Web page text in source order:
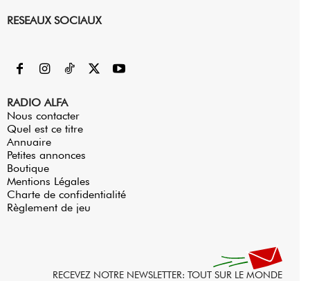
RESEAUX SOCIAUX
RADIO ALFA
Nous contacter
Quel est ce titre
Annuaire
Petites annonces
Boutique
Mentions Légales
Charte de confidentialité
Règlement de jeu
RECEVEZ NOTRE NEWSLETTER: TOUT SUR LE MONDE